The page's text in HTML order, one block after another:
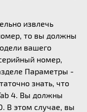
извлечь
то вы должны
вашего
номер,
Параметры -
знать, что
4. Вы должны
В этом случае, вы